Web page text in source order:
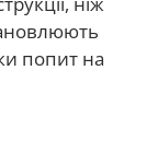
попит на